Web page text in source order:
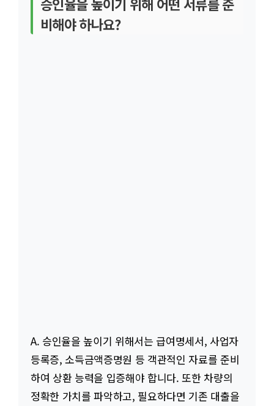
비해야 하나요?
A. 승인율을 높이기 위해서는 급여명세서, 사업자
등록증, 소득금액증명원 등 객관적인 자료를 준비
하여 상환 능력을 입증해야 합니다. 또한 차량의
정확한 가치를 파악하고, 필요하다면 기존 대출을